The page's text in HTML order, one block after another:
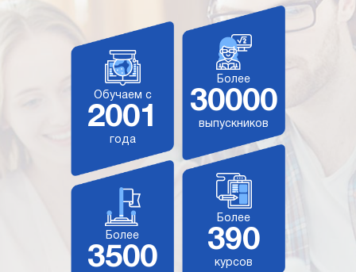
Обучаем с
2001
года
Более
30000
выпускников
Более
3500
Более
390
курсов